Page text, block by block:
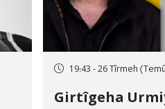
19:43 - 26 Tîrmeh
Girtîgeha